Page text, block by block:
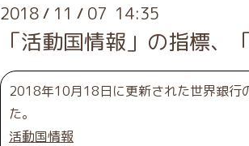
2018 / 11 / 07 14:35
「活動国情報」の指標
2018年10月18日に更新された世界銀行
た。
活動国情報